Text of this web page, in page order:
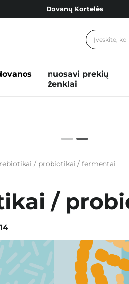
Dovanų Kortelės
Nemokamas pristatymas nuo
nuosavi prekių
ženklai
/ probiotikai / fermentai
/